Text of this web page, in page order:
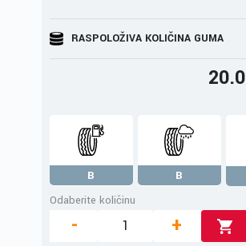
RASPOLOŽIVA KOLIČINA GUMA
B B
Odaberite količinu
- +